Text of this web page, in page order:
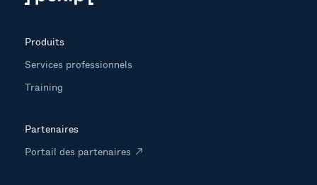
Produits
Services professionnels
Training
Partenaires
Portail des partenaires